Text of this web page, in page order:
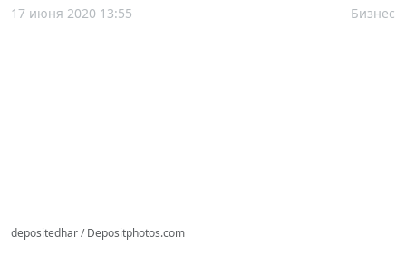
17 июня 2020 13:55 Бизнес
depositedhar / Depositphotos.com